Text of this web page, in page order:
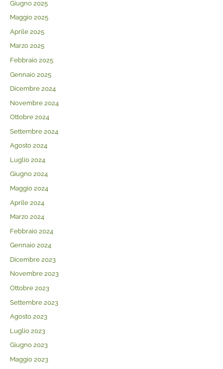
Giugno 2025
Maggio 2025
Aprile 2025
Marzo 2025
Febbraio 2025
Gennaio 2025
Dicembre 2024
Novembre 2024
Ottobre 2024
Settembre 2024
Agosto 2024
Luglio 2024
Giugno 2024
Maggio 2024
Aprile 2024
Marzo 2024
Febbraio 2024
Gennaio 2024
Dicembre 2023
Novembre 2023
Ottobre 2023
Settembre 2023
Agosto 2023
Luglio 2023
Giugno 2023
Maggio 2023